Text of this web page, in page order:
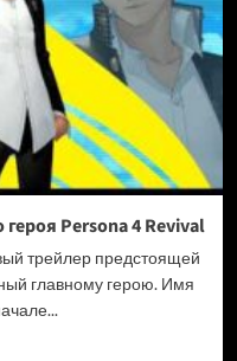
Persona 4 Revival
трейлер предстоящей
главному герою. Имя